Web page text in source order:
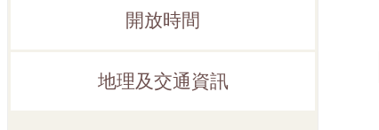
開放時間
地理及交通資訊